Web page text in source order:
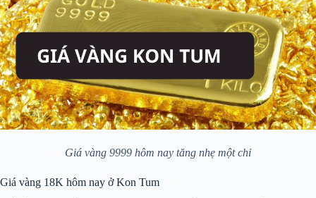
Giá vàng 9999 hôm nay tăng nhẹ một chỉ
Giá vàng 18K hôm nay ở Kon Tum